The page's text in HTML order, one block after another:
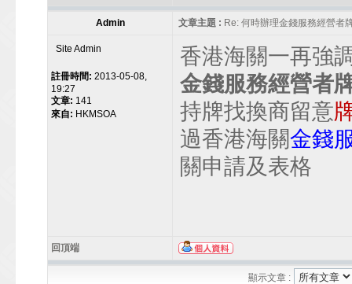
Admin 文章主題 : Re: 何時辦理金錢服務經營者
Site Admin
註冊時間: 2013-05-08,
19:27
文章: 141
來自: HKMSOA
香港海關一再強
金錢服務經營者
持牌找換商留意
過香港海關金錢
關申請及表格
回頂端
顯示文章 :